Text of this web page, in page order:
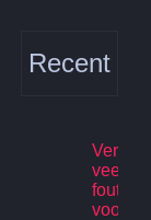
Recent
fouten